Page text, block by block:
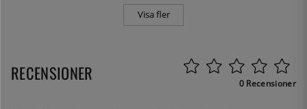
Visa fler
RECENSIONER 0 Recensioner